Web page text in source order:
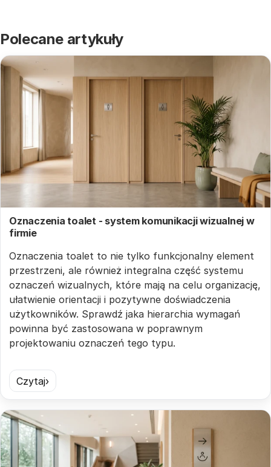
Polecane artykuły
Oznaczenia toalet - system komunikacji wizualnej w
firmie
Oznaczenia toalet to nie tylko funkcjonalny element
przestrzeni, ale również integralna część systemu
oznaczeń wizualnych, które mają na celu organizację,
ułatwienie orientacji i pozytywne doświadczenia
użytkowników. Sprawdź jaka hierarchia wymagań
powinna być zastosowana w poprawnym
projektowaniu oznaczeń tego typu.
Czytaj